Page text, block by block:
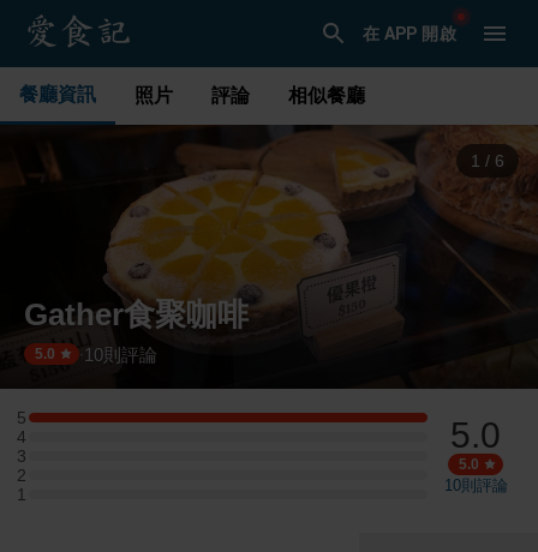
在 APP 開啟
餐廳資訊 照片 評論 相似餐廳
1 / 6
Gather食聚咖啡
5.0 · 10則評論
5
5 星：1 則評論
4
4 星：0 則評論
3
3 星：0 則評論
2
2 星：0 則評論
1
1 星：0 則評論
5.0
5.0
10則評論